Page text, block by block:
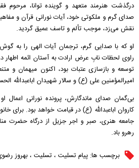
درگذشت هنرمند متعهد و گوینده توانا، مرحوم
صدای گرم و ملکوتی خود، آیات نورانی قرآن و
نقش می‌زد، موجب تألم و تاسف عمیق گردید.
او که با صدایی گرم، ترجمان آیات الهی را به
راوی لحظات نابِ عرض ارادت به آستان ائمه اطهار
توسعه و بازسازی عتبات بود، اکنون میهمان و
امیرالمؤمنین علی (ع) و سالار شهیدان اباعبدالله
بی‌گمان صدای ماندگارش، پرونده نورانی اعمال
کاروان اباعبدالله (ع) در قیامت خواهد بود. برای
جامعه هنری، صبر و اجر جزیل از درگاه حضرت
رهرو باد.
برچسب ها: پیام تسلیت ، تسلیت ، بهروز